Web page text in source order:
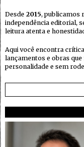
Desde 2015, publicamos
independência editorial,
leitura atenta e
Aqui você encontra
lançamentos e obras
personalidade e sem